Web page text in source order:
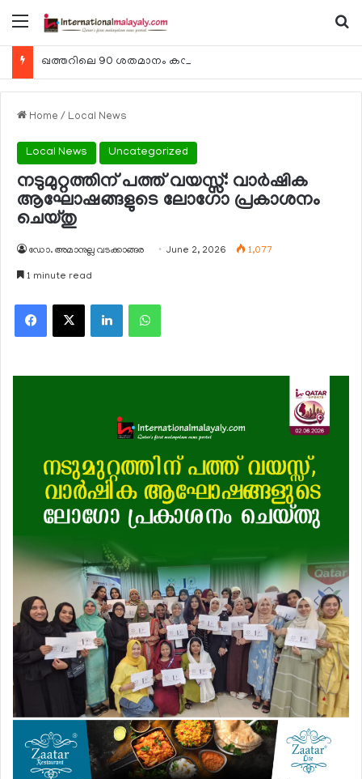
Menu
Home / Local News
Local News Uncategorized
നടുമുറ്റത്തിന് പത്ത് വയസ്സ്: വാര്‍ഷിക
ആഘോഷങ്ങളുടെ ലോഗോ പ്രകാശനം
ചെയ്തു
ഡോ. അമാനുല്ല വടക്കാങ്ങര June 2, 2026 1,077
1 minute read
Facebook
X LinkedInWhatsApp